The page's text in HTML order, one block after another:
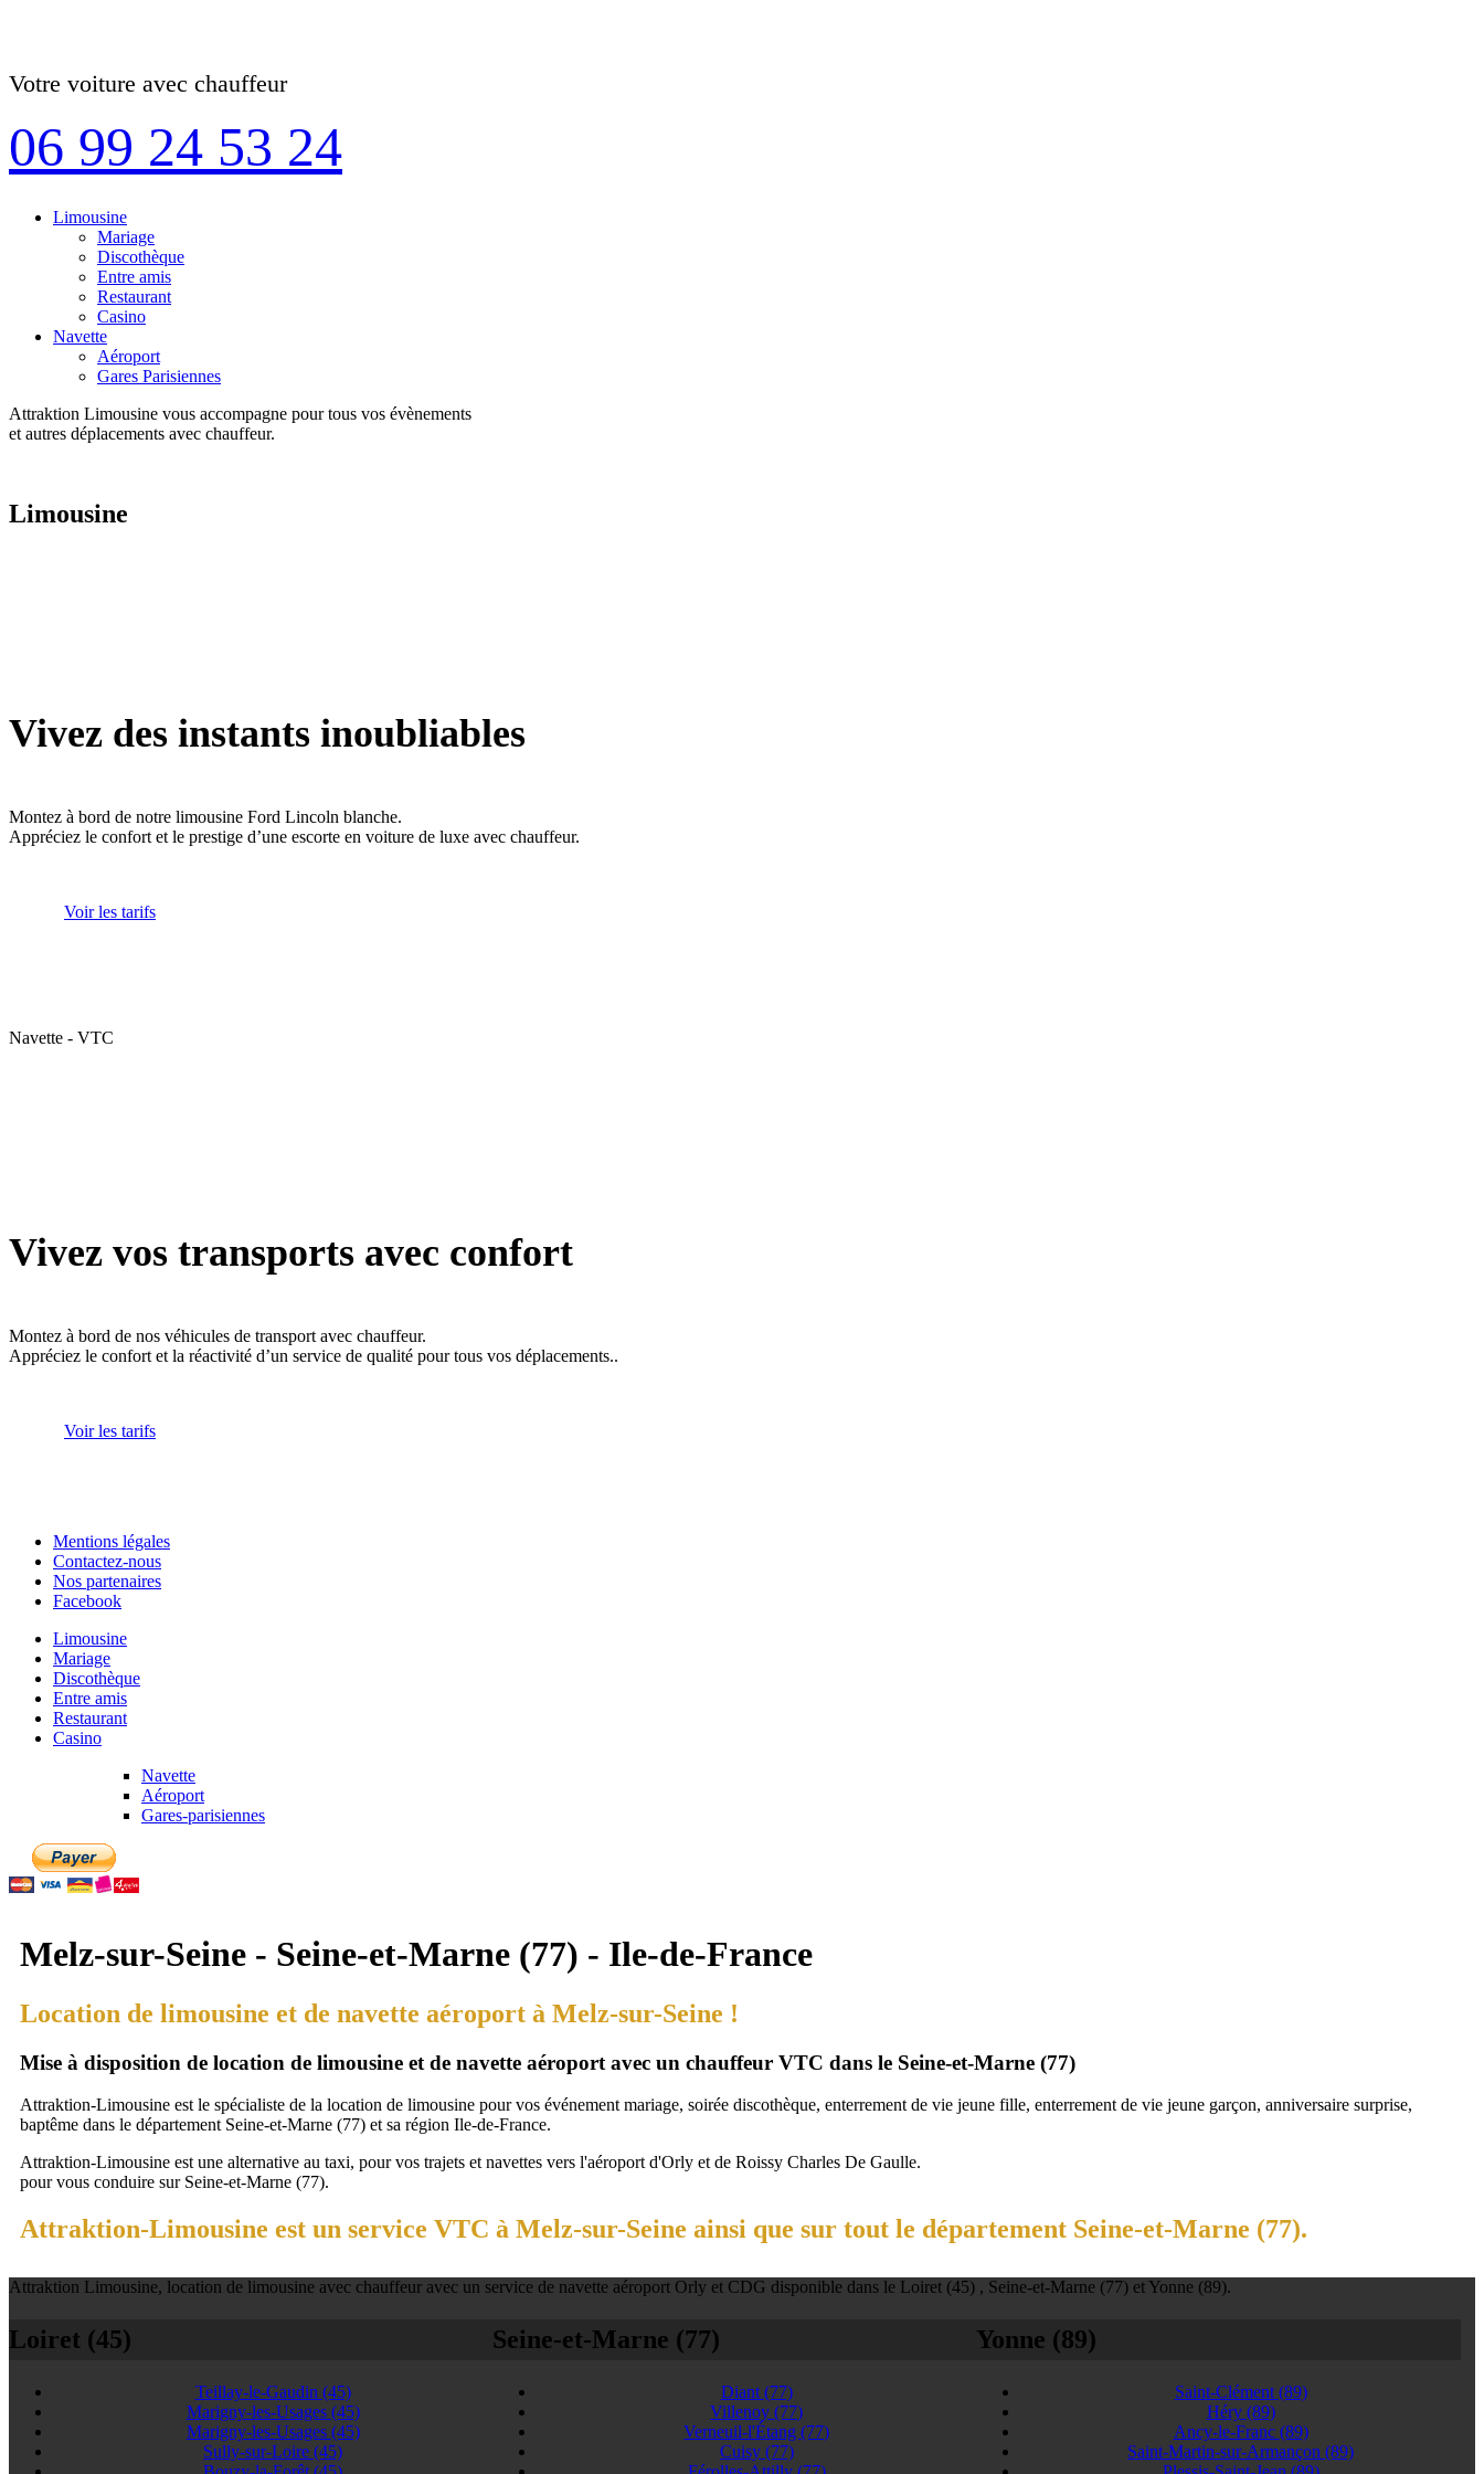
Votre voiture avec chauffeur
06 99 24 53 24
Limousine
Mariage
Discothèque
Entre amis
Restaurant
Casino
Navette
Aéroport
Gares Parisiennes
Attraktion Limousine vous accompagne pour tous vos évènements
et autres déplacements avec chauffeur.
Limousine
Vivez des instants inoubliables
Montez à bord de notre limousine Ford Lincoln blanche.
Appréciez le confort et le prestige d’une escorte en voiture de luxe avec chauffeur.
Voir les tarifs
Navette - VTC
Vivez vos transports avec confort
Montez à bord de nos véhicules de transport avec chauffeur.
Appréciez le confort et la réactivité d’un service de qualité pour tous vos déplacements..
Voir les tarifs
Mentions légales
Contactez-nous
Nos partenaires
Facebook
Limousine
Mariage
Discothèque
Entre amis
Restaurant
Casino
Navette
Aéroport
Gares-parisiennes
Melz-sur-Seine - Seine-et-Marne (77) - Ile-de-France
Location de limousine et de navette aéroport à Melz-sur-Seine !
Mise à disposition de location de limousine et de navette aéroport avec un chauffeur VTC dans le Seine-et-Marne (77)
Attraktion-Limousine est le spécialiste de la location de limousine pour vos événement mariage, soirée discothèque, enterrement de vie jeune fille, enterrement de vie jeune garçon, anniversaire surprise,
baptême dans le département Seine-et-Marne (77) et sa région Ile-de-France.
Attraktion-Limousine est une alternative au taxi, pour vos trajets et navettes vers l'aéroport d'Orly et de Roissy Charles De Gaulle.
pour vous conduire sur Seine-et-Marne (77).
Attraktion-Limousine est un service VTC à Melz-sur-Seine ainsi que sur tout le département Seine-et-Marne (77).
Attraktion Limousine, location de limousine avec chauffeur avec un service de navette aéroport Orly et CDG disponible dans le Loiret (45) , Seine-et-Marne (77) et Yonne (89).
Loiret (45)
Teillay-le-Gaudin (45)
Marigny-les-Usages (45)
Marigny-les-Usages (45)
Sully-sur-Loire(45)
Seine-et-Marne (77)
Diant (77)
Villenoy(77)
Verneuil-l'Étang(77)
Cuisy (77)
Yonne (89)
Saint-Clément (89)
Héry (89)
Ancy-le-Franc (89)
Saint-Martin-sur-Armançon(89)